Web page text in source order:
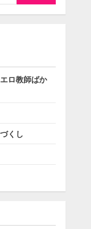
ロ教師ばか
くし